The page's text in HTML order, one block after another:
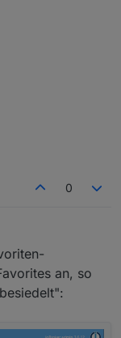
0
2020, 23:16
an, so